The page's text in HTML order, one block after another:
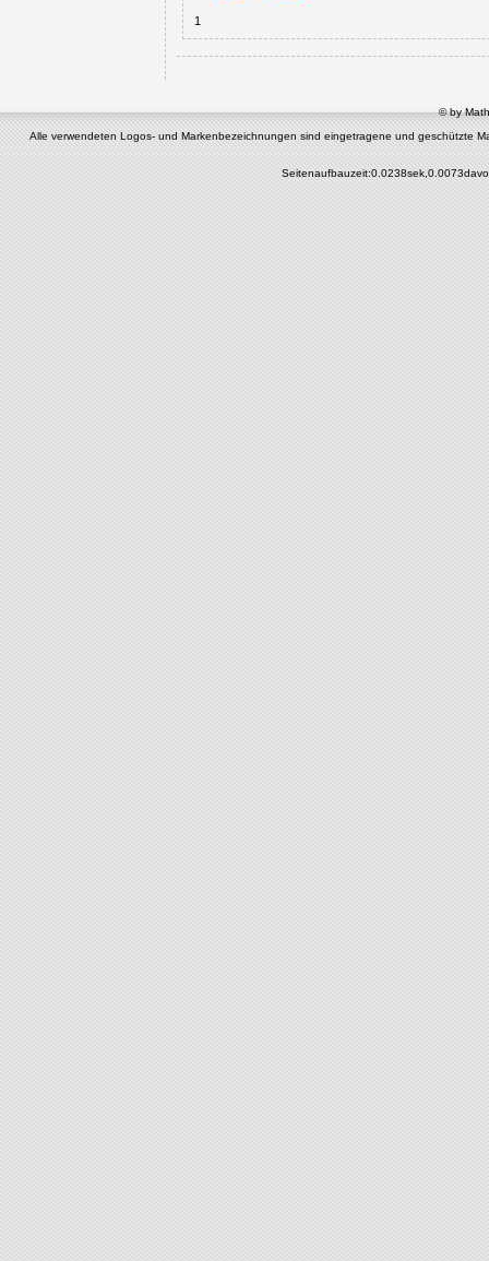
1
© by
Alle verwendeten Logos- und Markenbezeichnungen sind eingetragene und geschützte